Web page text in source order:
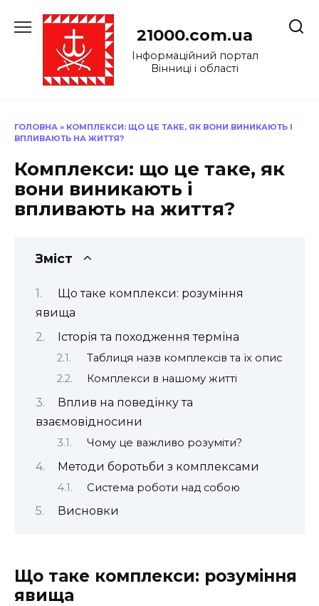
до
21000.com.ua
Інформаційний портал
Вінниці і області
ГОЛОВНА » КОМПЛЕКСИ: ЩО ЦЕ ТАКЕ, ЯК ВОНИ ВИНИКАЮТЬ І
ВПЛИВАЮТЬ НА ЖИТТЯ?
Комплекси: що це таке, як
вони виникають і
впливають на життя?
Зміст
Що таке комплекси: розуміння
явища
Історія та походження терміна
Таблиця назв комплексів та їх опис
Комплекси в нашому житті
Вплив на поведінку та
взаємовідносини
Чому це важливо розуміти?
Методи боротьби з комплексами
Система роботи над собою
Висновки
Що таке комплекси: розуміння
явища